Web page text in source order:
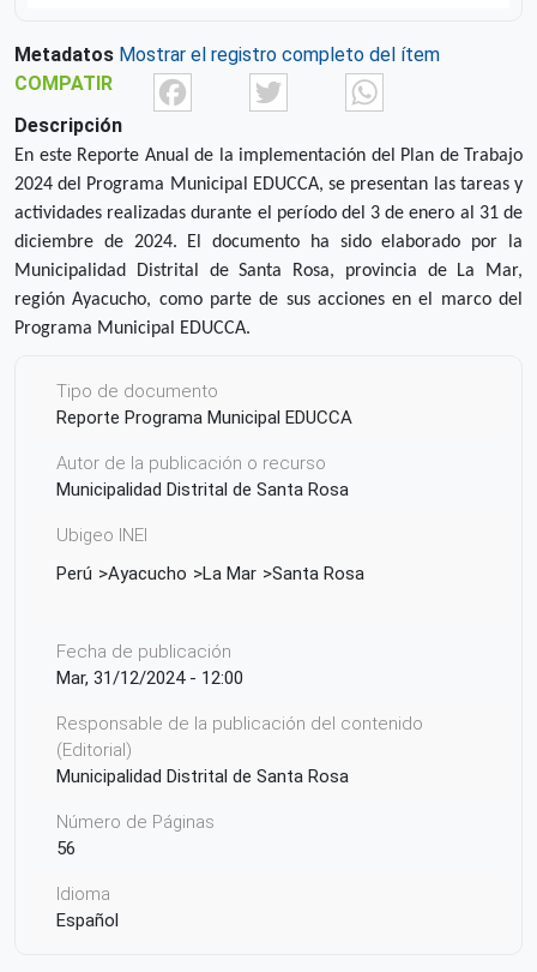
Metadatos Mostrar el registro completo del ítem
COMPATIR
FacebookTwitter
Descripción
En este Reporte Anual de la implementación del Plan de Trabajo
2024 del Programa Municipal EDUCCA, se presentan las tareas y
actividades realizadas durante el período del 3 de enero al 31 de
diciembre de 2024. El documento ha sido elaborado por la
Municipalidad Distrital de Santa Rosa, provincia de La Mar,
región Ayacucho, como parte de sus acciones en el marco del
Programa Municipal EDUCCA.
Tipo de documento
Reporte Programa Municipal EDUCCA
Autor de la publicación o recurso
Municipalidad Distrital de Santa Rosa
Ubigeo INEI
Perú
Ayacucho La Mar Santa Rosa
Fecha de publicación
Mar, 31/12/2024 - 12:00
Responsable de la publicación del contenido
(Editorial)
Municipalidad Distrital de Santa Rosa
Número de Páginas
56
Idioma
Español